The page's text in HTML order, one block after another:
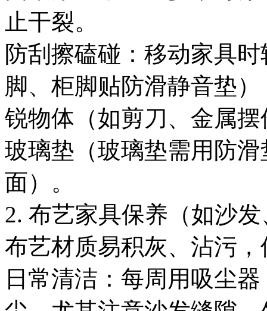
止干裂。
防刮擦磕碰：移动家具
脚、柜脚贴防滑静音垫
锐物体（如剪刀、金属
玻璃垫（玻璃垫需用防
面）。
2. 布艺家具保养（如沙
布艺材质易积灰、沾污
日常清洁：每周用吸尘